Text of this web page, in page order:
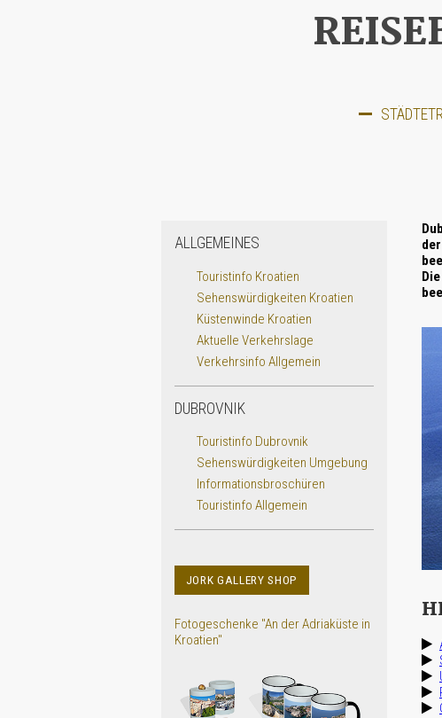
ALLGEMEINES
Touristinfo Kroatien
Sehenswürdigkeiten Kroatien
Küstenwinde Kroatien
Aktuelle Verkehrslage
Verkehrsinfo Allgemein
DUBROVNIK
Touristinfo Dubrovnik
Sehenswürdigkeiten Umgebung
Informationsbroschüren
Touristinfo Allgemein
JORK GALLERY SHOP
Fotogeschenke "An der Adriaküste in
Kroatien"